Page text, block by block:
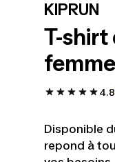
KIPRUN
T-shirt
4.8
Disponible
repond à